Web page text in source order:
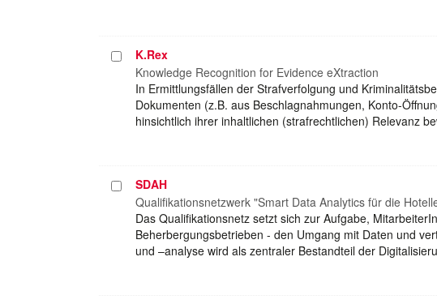
Projekt
auswählen
K.Rex
Knowledge Recognition for Evidence eXtraction
In Ermittlungsfällen der Strafverfolgung und
Dokumenten (z.B. aus Beschlagnahmungen, Konto-
hinsichtlich ihrer inhaltlichen (strafrechtlichen) Relevanz
Projekt
auswählen
SDAH
Qualifikationsnetzwerk "Smart Data Analytics für die
Das Qualifikationsnetz setzt sich zur Aufgabe,
Beherbergungsbetrieben - den Umgang mit Daten und
und –analyse wird als zentraler Bestandteil der